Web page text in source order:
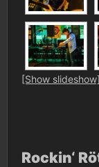
[Show slideshow]
Rockin‘